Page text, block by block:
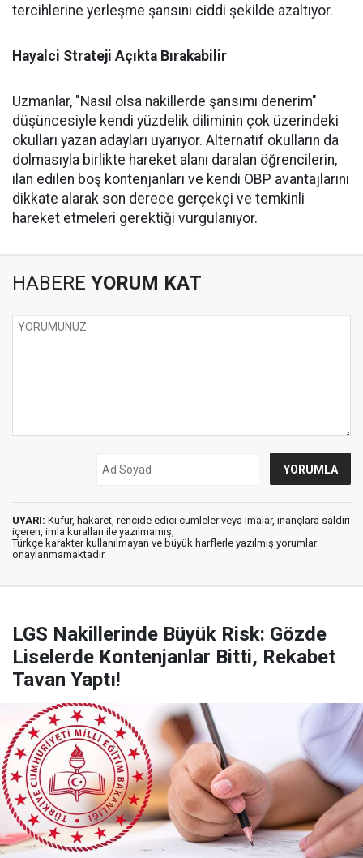
tercihlerine yerleşme şansını ciddi şekilde azaltıyor.
Hayalci Strateji Açıkta Bırakabilir
Uzmanlar, "Nasıl olsa nakillerde şansımı denerim"
düşüncesiyle kendi yüzdelik diliminin çok üzerindeki
okulları yazan adayları uyarıyor. Alternatif okulların da
dolmasıyla birlikte hareket alanı daralan öğrencilerin,
ilan edilen boş kontenjanları ve kendi OBP avantajlarını
dikkate alarak son derece gerçekçi ve temkinli
hareket etmeleri gerektiği vurgulanıyor.
HABERE YORUM KAT
UYARI: Küfür, hakaret, rencide edici cümleler veya imalar, inançlara saldırı
içeren, imla kuralları ile yazılmamış,
Türkçe karakter kullanılmayan ve büyük harflerle yazılmış yorumlar
onaylanmamaktadır.
LGS Nakillerinde Büyük Risk: Gözde
Liselerde Kontenjanlar Bitti, Rekabet
Tavan Yaptı!